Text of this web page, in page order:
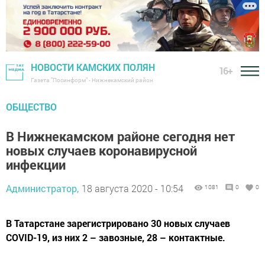
НОВОСТИ КАМСКИХ ПОЛЯН
Газета "Посинформ" - Нижнекамский район
16+
ОБЩЕСТВО
В Нижнекамском районе сегодня нет
новых случаев коронавирусной
инфекции
Администратор, 18 августа 2020 - 10:54 1081 0 0
В Татарстане зарегистрировано 30 новых случаев
COVID-19, из них 2 – завозные, 28 – контактные.